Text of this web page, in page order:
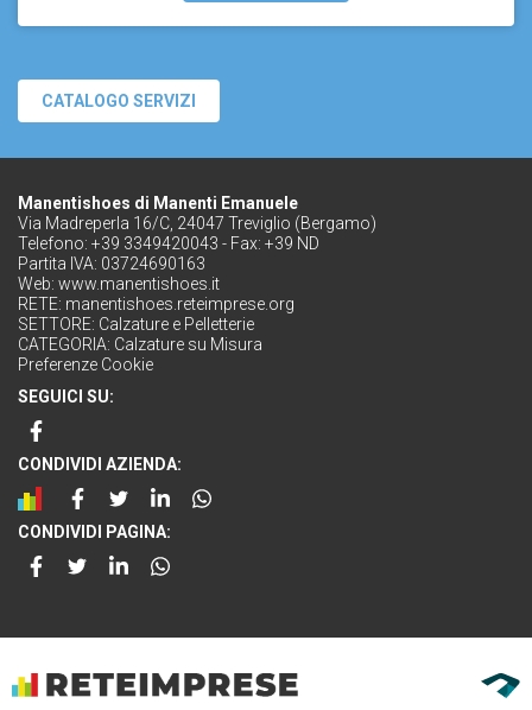
CATALOGO SERVIZI
Manentishoes di Manenti Emanuele
Via Madreperla 16/C, 24047 Treviglio (Bergamo)
Telefono: +39 3349420043 - Fax: +39 ND
Partita IVA: 03724690163
Web: www.manentishoes.it
RETE: manentishoes.reteimprese.org
SETTORE: Calzature e Pelletterie
CATEGORIA: Calzature su Misura
Preferenze Cookie
SEGUICI SU:
CONDIVIDI AZIENDA:
CONDIVIDI PAGINA: